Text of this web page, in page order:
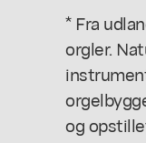
* Fra
orgler.
og